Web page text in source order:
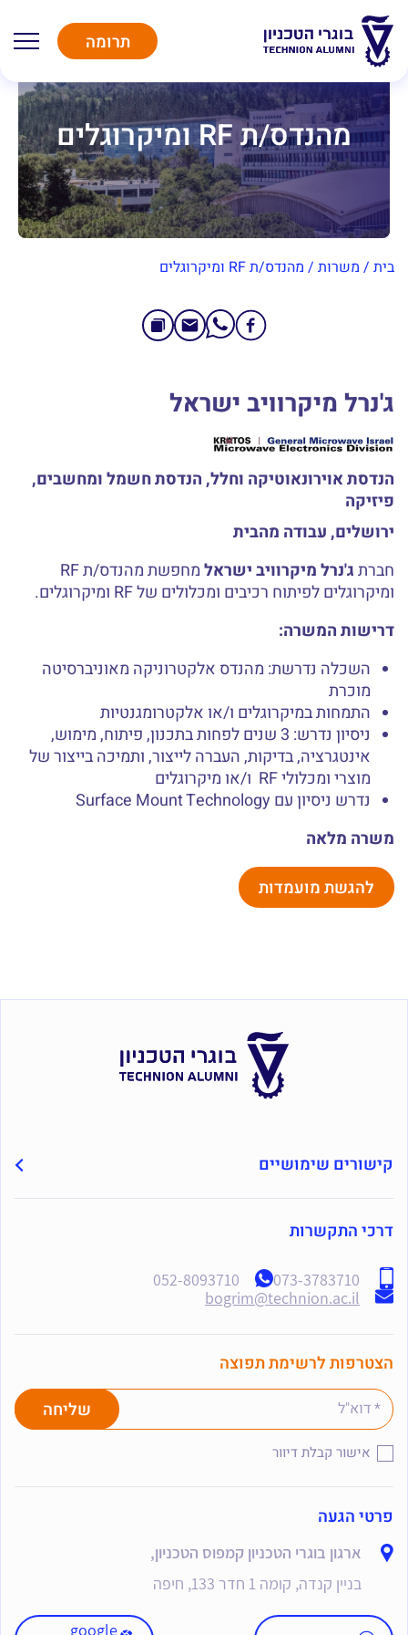
תרומה
מהנדס/ת RF ומיקרוגלים
בית / משרות / מהנדס/ת RF ומיקרוגלים
ג'נרל מיקרוויב ישראל
הנדסת אוירונאוטיקה וחלל, הנדסת חשמל ומחשבים,
פיזיקה
ירושלים, עבודה מהבית
חברתג'נרל מיקרוויב ישראל
מחפשת מהנדס/ת RF
ומיקרוגלים לפיתוח רכיבים ומכלולים של RF ומיקרוגלים.
דרישות המשרה:
השכלה נדרשת: מהנדס אלקטרוניקה מאוניברסיטה
מוכרת
התמחות במיקרוגלים ו/או אלקטרומגנטיות
ניסיון נדרש: 3 שנים לפחות בתכנון, פיתוח, מימוש,
אינטגרציה, בדיקות, העברה לייצור, ותמיכה בייצור של
מוצרי ומכלולי RF ו/או מיקרוגלים
נדרש ניסיון עם Surface Mount Technology
משרה מלאה
להגשת מועמדות
קישורים שימושיים
פרטי הגעה
ארגון בוגרי הטכניון קמפוס הטכניון,
בניין קנדה, קומה 1 חדר 133, חיפה
google
דרכי התקשרות
073-3783710
052-8093710
bogrim@technion.ac.il
הצטרפות לרשימת תפוצה
אישור קבלת דיוור